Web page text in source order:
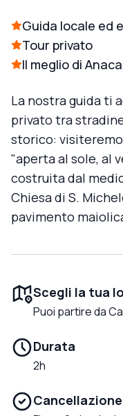
Guida locale ed
Tour privato
Il meglio di
La nostra guida ti
privato tra
storico:
"aperta al sole, al
costruita dal
Chiesa di S.
pavimento
Scegli la tua
Puoi partire da
Durata
2h